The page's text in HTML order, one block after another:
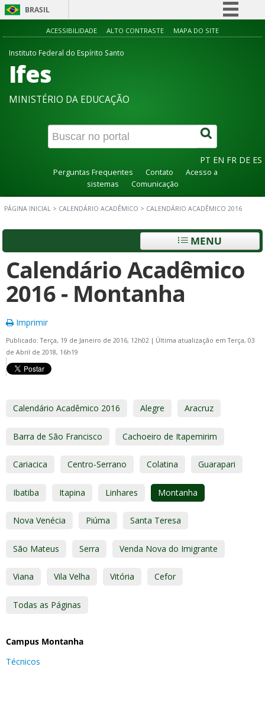
BRASIL
Simplifique!
Canais
ACESSIBILIDADE ALTO CONTRASTE MAPA DO SITE
Instituto Federal do Espírito Santo
Ifes
MINISTÉRIO DA EDUCAÇÃO
PT EN FR DE ES
Perguntas Frequentes Contato
Acesso a
sistemas
Comunicação
PÁGINA INICIAL > CALENDÁRIO ACADÊMICO > CALENDÁRIO ACADÊMICO 2016
MENU
Calendário Acadêmico
2016 - Montanha
Imprimir
Publicado: Terça, 19 de Janeiro de 2016, 12h02 | Última atualização em Terça, 03
de Abril de 2018, 16h19
Calendário Acadêmico 2016 Alegre Aracruz
Barra de São Francisco Cachoeiro de Itapemirim
Cariacica Centro-Serrano Colatina Guarapari
Ibatiba Itapina Linhares Montanha
Nova Venécia Piúma Santa Teresa
São Mateus Serra Venda Nova do Imigrante
Viana Vila Velha Vitória Cefor
Todas as Páginas
Campus Montanha
Técnicos